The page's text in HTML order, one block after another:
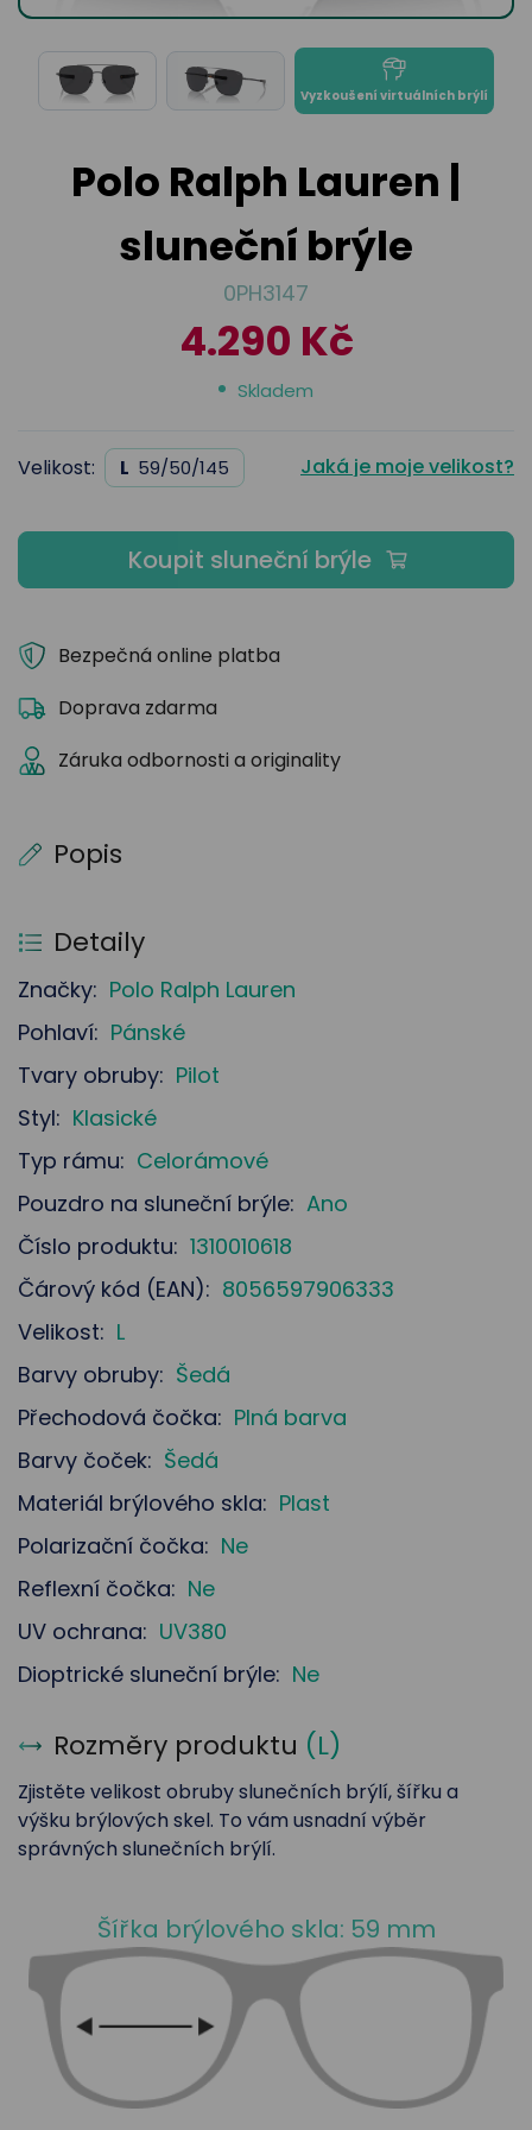
Přihlásit
brýle
Popis
Detaily
Značky: Polo Ralph Lauren
Pohlaví: Pánské
Tvary obruby: Pilot
Styl: Klasické
Typ rámu: Celorámové
Pouzdro na sluneční brýle: Ano
Číslo produktu: 1310010618
Čárový kód (EAN): 8056597906333
Velikost: L
Barvy obruby: Šedá
Přechodová čočka: Plná barva
Barvy čoček: Šedá
Materiál brýlového skla: Plast
Polarizační čočka: Ne
Reflexní čočka: Ne
UV ochrana: UV380
Dioptrické sluneční brýle: Ne
Rozměry produktu (L)
Zjistěte velikost obruby slunečních brýlí, šířku a
výšku brýlových skel. To vám usnadní výběr
správných slunečních brýlí.
Šířka brýlového skla: 59 mm
Vyzkoušení virtuálních brýlí
Polo Ralph Lauren |
sluneční brýle
0PH3147
4.290 Kč
Skladem
Velikost: L 59/50/145 Jaká je moje velikost?
Koupit sluneční brýle
Bezpečná online platba
Doprava zdarma
Záruka odbornosti a originality